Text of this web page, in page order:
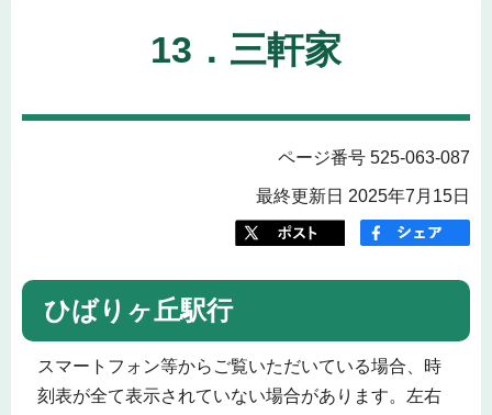
13．三軒家
ページ番号 525-063-087
最終更新日 2025年7月15日
ひばりヶ丘駅行
スマートフォン等からご覧いただいている場合、時
刻表が全て表示されていない場合があります。左右